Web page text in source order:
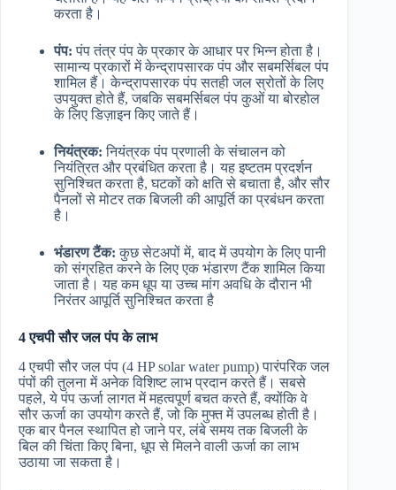
करता है।
पंप: पंप तंत्र पंप के प्रकार के आधार पर भिन्न होता है।
सामान्य प्रकारों में केन्द्रापसारक पंप और सबमर्सिबल पंप
शामिल हैं। केन्द्रापसारक पंप सतही जल स्रोतों के लिए
उपयुक्त होते हैं, जबकि सबमर्सिबल पंप कुओं या बोरहोल
के लिए डिज़ाइन किए जाते हैं।
नियंत्रक: नियंत्रक पंप प्रणाली के संचालन को
नियंत्रित और प्रबंधित करता है। यह इष्टतम प्रदर्शन
सुनिश्चित करता है, घटकों को क्षति से बचाता है, और सौर
पैनलों से मोटर तक बिजली की आपूर्ति का प्रबंधन करता
है।
भंडारण टैंक: कुछ सेटअपों में, बाद में उपयोग के लिए पानी
को संग्रहित करने के लिए एक भंडारण टैंक शामिल किया
जाता है। यह कम धूप या उच्च मांग अवधि के दौरान भी
निरंतर आपूर्ति सुनिश्चित करता है
4 एचपी सौर जल पंप के लाभ
4 एचपी सौर जल पंप (4 HP solar water pump) पारंपरिक जल
पंपों की तुलना में अनेक विशिष्ट लाभ प्रदान करते हैं। सबसे
पहले, ये पंप ऊर्जा लागत में महत्वपूर्ण बचत करते हैं, क्योंकि वे
सौर ऊर्जा का उपयोग करते हैं, जो कि मुफ्त में उपलब्ध होती है।
एक बार पैनल स्थापित हो जाने पर, लंबे समय तक बिजली के
बिल की चिंता किए बिना, धूप से मिलने वाली ऊर्जा का लाभ
उठाया जा सकता है।